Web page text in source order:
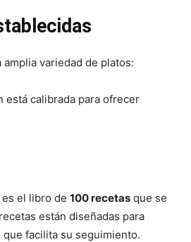
amplia variedad de platos:
está calibrada para ofrecer
es el libro de 100 recetas que se
están diseñadas para
facilita su seguimiento.